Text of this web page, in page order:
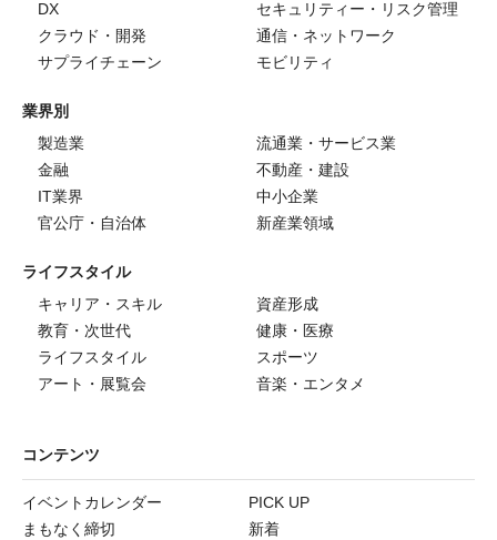
DX
セキュリティー・リスク管理
クラウド・開発
通信・ネットワーク
サプライチェーン
モビリティ
業界別
製造業
流通業・サービス業
金融
不動産・建設
IT業界
中小企業
官公庁・自治体
新産業領域
ライフスタイル
キャリア・スキル
資産形成
教育・次世代
健康・医療
ライフスタイル
スポーツ
アート・展覧会
音楽・エンタメ
コンテンツ
イベントカレンダー
PICK UP
まもなく締切
新着